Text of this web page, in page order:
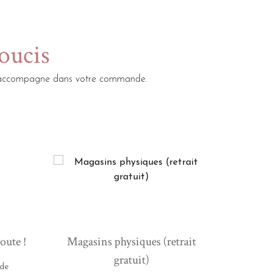
dans votre commande.
!
Magasins physiques (retrait
gratuit)